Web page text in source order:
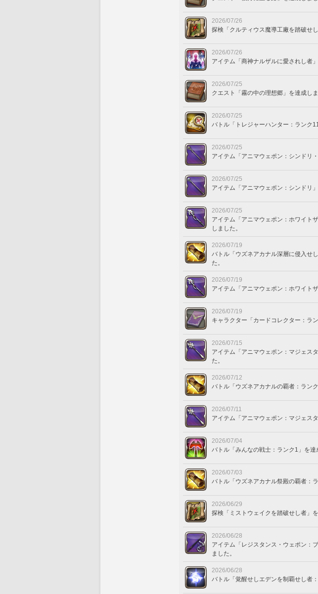
2026/07/26
探検「クルティウス魔導工廠を踏破せ
2026/07/26
アイテム「商神ナルザルに愛されし者
2026/07/25
クエスト「霧の中の理想郷」を達成しま
2026/07/25
バトル「トレジャーハンター：ランク
2026/07/25
アイテム「アニマウェポン：シンドリ
2026/07/25
アイテム「アニマウェポン：シンドリ
2026/07/25
アイテム「アニマウェポン：ホワイト
しました。
2026/07/19
バトル「ウズネアカナル深層に侵入せ
た。
2026/07/19
アイテム「アニマウェポン：ホワイト
2026/07/19
キャラクター「カードコレクター：ラ
2026/07/15
アイテム「アニマウェポン：マジェス
た。
2026/07/12
バトル「ウズネアカナルの覇者：ラン
2026/07/11
アイテム「アニマウェポン：マジェス
2026/07/04
バトル「みんなの戦士：ランク1」を達
2026/07/03
バトル「ウズネアカナル祭殿の覇者：
2026/06/29
探検「ミストウェイクを踏破せし者」を
2026/06/28
アイテム「レジスタンス・ウェポン：
ました。
2026/06/28
バトル「覚醒せしエデンを制覇せし者